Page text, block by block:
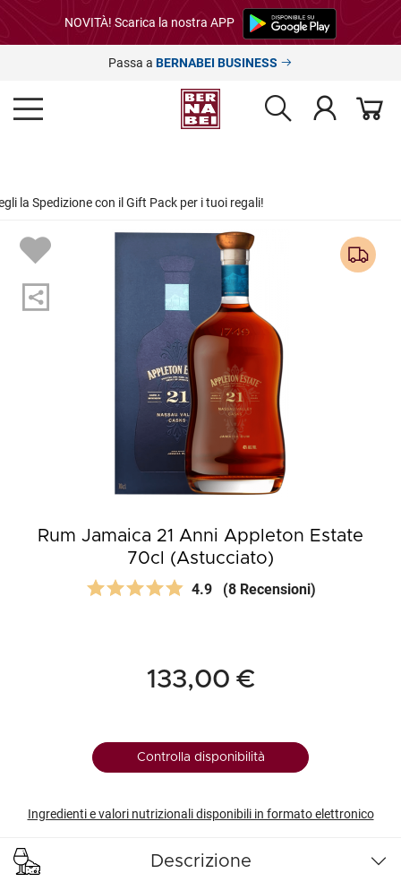
NOVITÀ! Scarica la nostra APP
Passa a BERNABEI BUSINESS
Scegli la Spedizione con il Gift Pack per i tuoi regali!
Rum Jamaica 21 Anni Appleton Estate
70cl (Astucciato)
4.9 (8 Recensioni)
133,00 €
Controlla disponibilità
Ingredienti e valori nutrizionali disponibili in formato elettronico
Descrizione